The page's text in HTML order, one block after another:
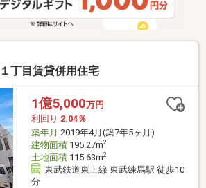
丁目賃貸併用住宅
1億5,000万円
利回り 2.04％
築年月 2019年4月(築7年5ヶ月)
建物面積195.27m2
土地面積115.63m2
東武鉄道東上線 東武練馬駅 徒歩10
分